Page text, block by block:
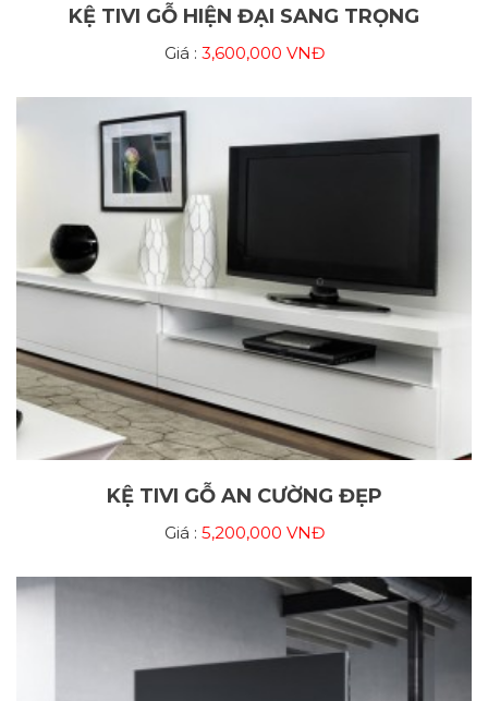
KỆ TIVI GỖ HIỆN ĐẠI SANG TRỌNG
Giá : 3,600,000 VNĐ
KỆ TIVI GỖ AN CƯỜNG ĐẸP
Giá : 5,200,000 VNĐ